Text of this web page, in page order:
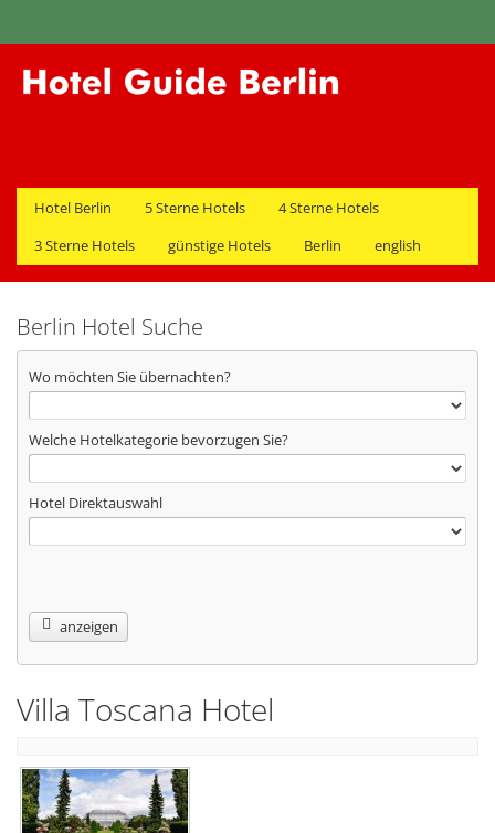
Hotel Berlin 5 Sterne Hotels
4 Sterne Hotels
3 Sterne Hotels
günstige Hotels Berlin english
Berlin Hotel Suche
Wo möchten Sie übernachten?
Welche Hotelkategorie bevorzugen Sie?
Hotel Direktauswahl
anzeigen
Villa Toscana Hotel